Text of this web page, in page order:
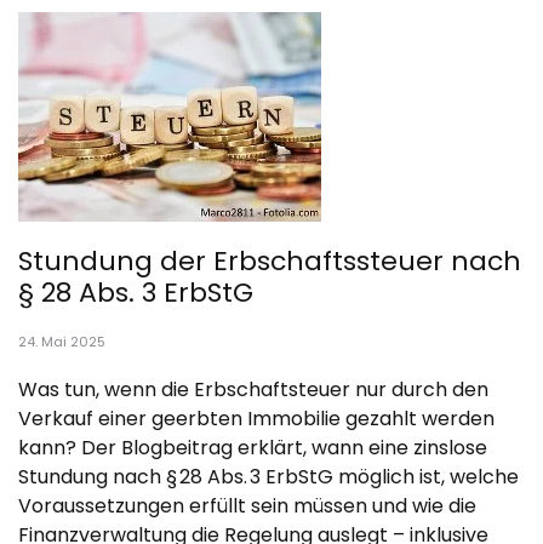
Stundung der Erbschaftssteuer nach
§ 28 Abs. 3 ErbStG
24. Mai 2025
Was tun, wenn die Erbschaftsteuer nur durch den
Verkauf einer geerbten Immobilie gezahlt werden
kann? Der Blogbeitrag erklärt, wann eine zinslose
Stundung nach § 28 Abs. 3 ErbStG möglich ist, welche
Voraussetzungen erfüllt sein müssen und wie die
Finanzverwaltung die Regelung auslegt – inklusive